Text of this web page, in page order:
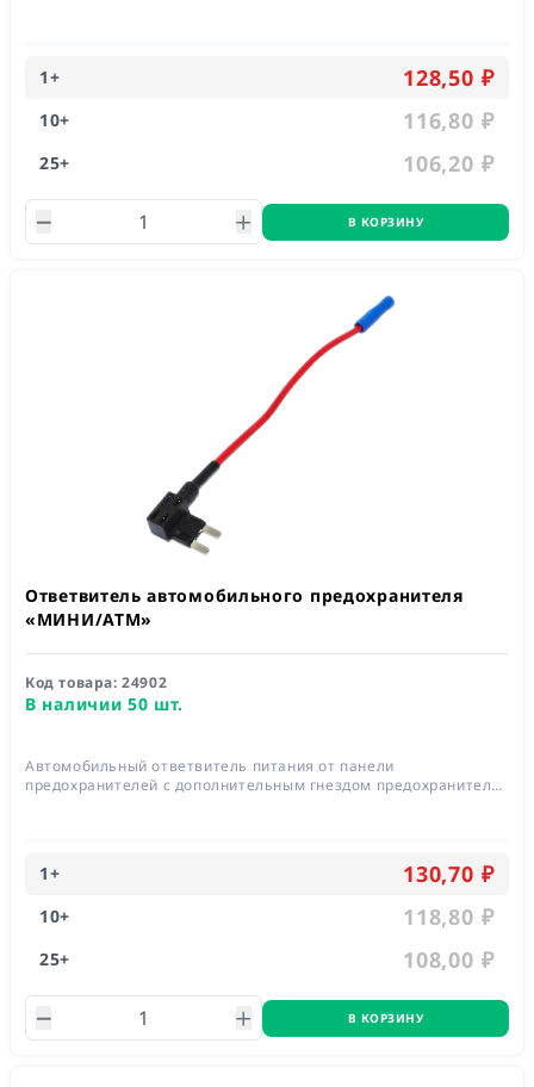
1+ 128,50 ₽
10+ 116,80 ₽
25+ 106,20 ₽
В КОРЗИНУ
Ответвитель автомобильного предохранителя
«МИНИ/ATM»
Код товара:24902
В наличии 50 шт.
Автомобильный ответвитель питания от панели
предохранителей с дополнительным гнездом предохранителя
1+ 130,70 ₽
10+ 118,80 ₽
25+ 108,00 ₽
В КОРЗИНУ